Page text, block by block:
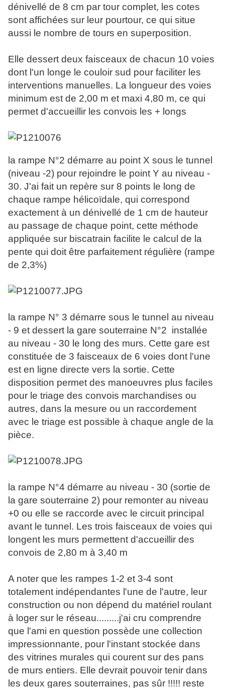
dénivellé de 8 cm par tour complet, les cotes
sont affichées sur leur pourtour, ce qui situe
aussi le nombre de tours en superposition.
Elle dessert deux faisceaux de chacun 10 voies
dont l'un longe le couloir sud pour faciliter les
interventions manuelles. La longueur des voies
minimum est de 2,00 m et maxi 4,80 m, ce qui
permet d'accueillir les convois les + longs
la rampe N°2 démarre au point X sous le tunnel
(niveau -2) pour rejoindre le point Y au niveau -
30. J'ai fait un repère sur 8 points le long de
chaque rampe hélicoïdale, qui correspond
exactement à un dénivellé de 1 cm de hauteur
au passage de chaque point, cette méthode
appliquée sur biscatrain facilite le calcul de la
pente qui doit être parfaitement régulière (rampe
de 2,3%)
la rampe N° 3 démarre sous le tunnel au niveau
- 9 et dessert la gare souterraine N°2 installée
au niveau - 30 le long des murs. Cette gare est
constituée de 3 faisceaux de 6 voies dont l'une
est en ligne directe vers la sortie. Cette
disposition permet des manoeuvres plus faciles
pour le triage des convois marchandises ou
autres, dans la mesure ou un raccordement
avec le triage est possible à chaque angle de la
pièce.
la rampe N°4 démarre au niveau - 30 (sortie de
la gare souterraine 2) pour remonter au niveau
+0 ou elle se raccorde avec le circuit principal
avant le tunnel. Les trois faisceaux de voies qui
longent les murs permettent d'accueillir des
convois de 2,80 m à 3,40 m
A noter que les rampes 1-2 et 3-4 sont
totalement indépendantes l'une de l'autre, leur
construction ou non dépend du matériel roulant
à loger sur le réseau.........j'ai cru comprendre
que l'ami en question possède une collection
impressionnante, pour l'instant stockée dans
des vitrines murales qui courent sur des pans
de murs entiers. Elle devrait pouvoir tenir dans
les deux gares souterraines, pas sûr !!!!! reste